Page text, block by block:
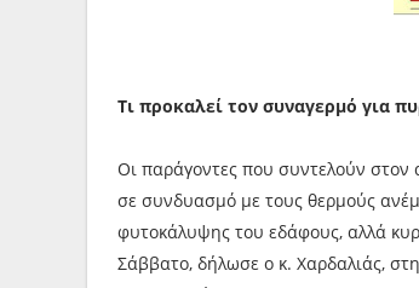
Τι προκαλεί τον συναγερμό για
Οι παράγοντες που συντελούν στον
σε συνδυασμό με τους θερμούς
φυτοκάλυψης του εδάφους, αλλά
Σάββατο, δήλωσε ο κ. Χαρδαλιάς,